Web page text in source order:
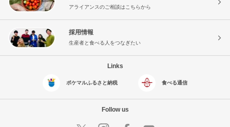
アライアンスのご相談はこちらから
採用情報
生産者と食べる人をつなぎたい
Links
ポケマルふるさと納税 食べる通信
Follow us